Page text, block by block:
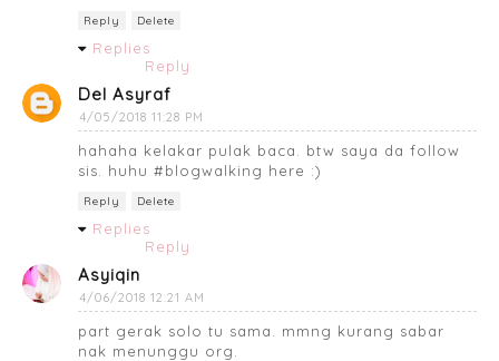
Reply Delete
Replies
Reply
Del Asyraf
4/05/2018 11:28 PM
hahaha kelakar pulak baca. btw saya da follow
sis. huhu #blogwalking here :)
Reply Delete
Replies
Reply
Asyiqin
4/06/2018 12:21 AM
part gerak solo tu sama. mmng kurang sabar
nak menunggu org.